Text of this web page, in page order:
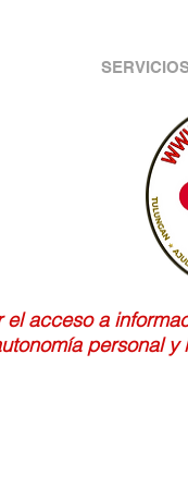
el acceso a
personal